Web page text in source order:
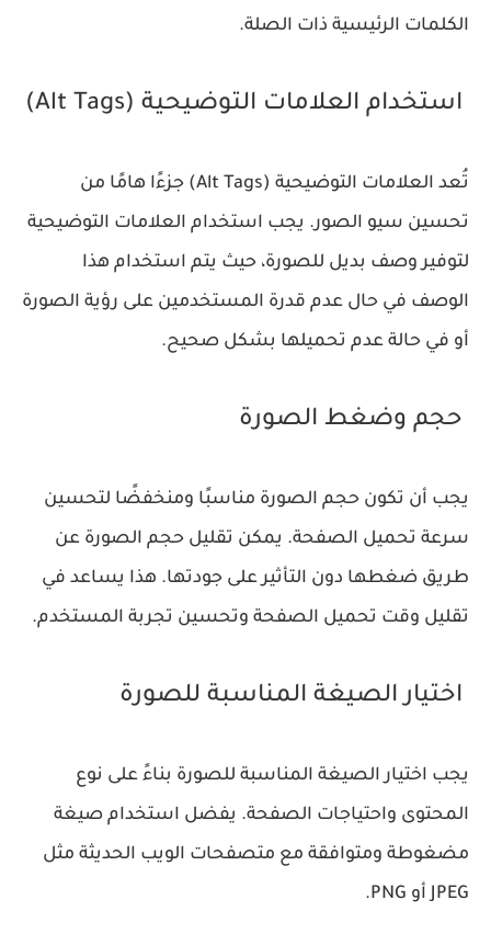
الكلمات الرئيسية ذات الصلة.
استخدام العلامات التوضيحية (Alt Tags)
تُعد العلامات التوضيحية (Alt Tags) جزءًا هامًا من
تحسين سيو الصور. يجب استخدام العلامات التوضيحية
لتوفير وصف بديل للصورة، حيث يتم استخدام هذا
الوصف في حال عدم قدرة المستخدمين على رؤية الصورة
أو في حالة عدم تحميلها بشكل صحيح.
حجم وضغط الصورة
يجب أن تكون حجم الصورة مناسبًا ومنخفضًا لتحسين
سرعة تحميل الصفحة. يمكن تقليل حجم الصورة عن
طريق ضغطها دون التأثير على جودتها. هذا يساعد في
تقليل وقت تحميل الصفحة وتحسين تجربة المستخدم.
اختيار الصيغة المناسبة للصورة
يجب اختيار الصيغة المناسبة للصورة بناءً على نوع
المحتوى واحتياجات الصفحة. يفضل استخدام صيغة
مضغوطة ومتوافقة مع متصفحات الويب الحديثة مثل
JPEG أو PNG.